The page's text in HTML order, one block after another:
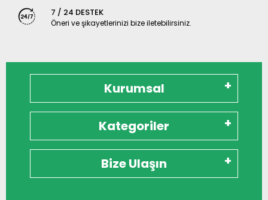
7 / 24 DESTEK
Öneri ve şikayetlerinizi bize iletebilirsiniz.
Kurumsal
Kategoriler
Bize Ulaşın